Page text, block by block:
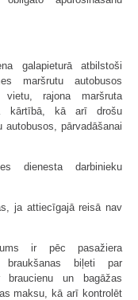
galapieturā atbilstoši
maršrutu autobusos
vietu, rajona maršruta
kārtībā, kā arī drošu
autobusos, pārvadāšanai
dienesta darbinieku
ja attiecīgajā reisā nav
ir pēc pasažiera
braukšanas biļeti par
braucienu un bagāžas
maksu, kā arī kontrolēt